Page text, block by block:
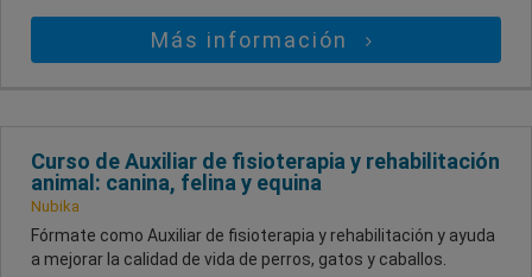
Más información
Curso de Auxiliar de fisioterapia y rehabilitación
animal: canina, felina y equina
Nubika
Fórmate como Auxiliar de fisioterapia y rehabilitación y ayuda
a mejorar la calidad de vida de perros, gatos y caballos.